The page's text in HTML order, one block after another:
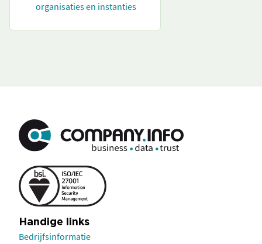
organisaties en instanties
Handige links
Bedrijfsinformatie